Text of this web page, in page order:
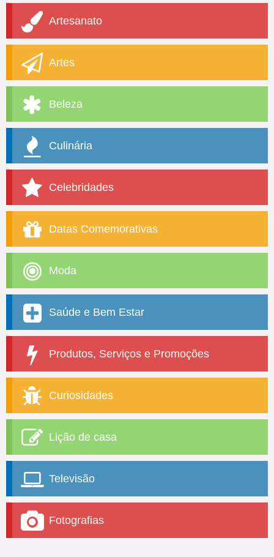
Artesanato
Artes
Beleza
Culinária
Celebridades
Datas Comemorativas
Moda
Saúde e Bem Estar
Produtos, Serviços e Promoções
Curiosidades
Lição de casa
Televisão
Fotografias